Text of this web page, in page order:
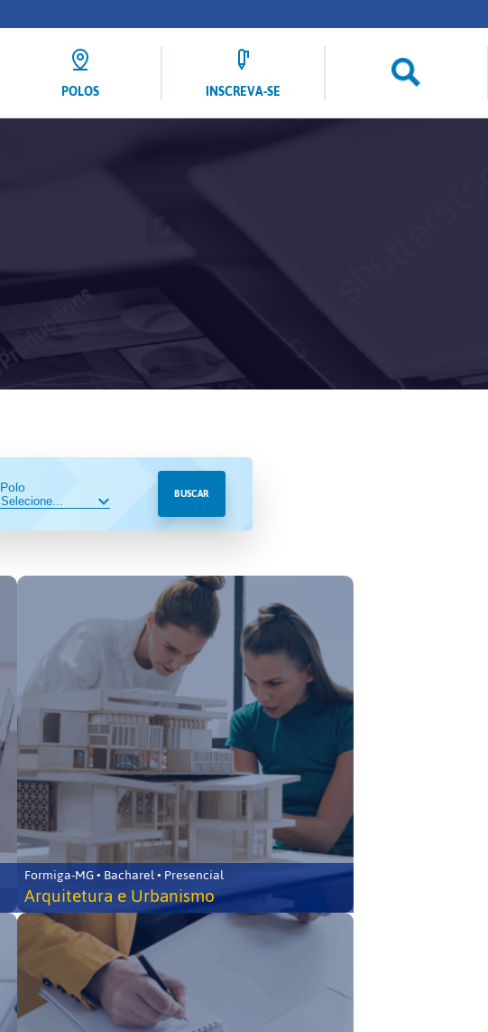
POLOS INSCREVA-SE
Polo BUSCAR
Formiga-MG • Bacharel • Presencial
Arquitetura e Urbanismo